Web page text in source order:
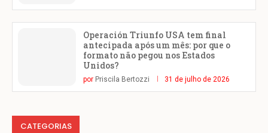
Operación Triunfo USA tem final
antecipada após um mês: por que o
formato não pegou nos Estados
Unidos?
por Priscila Bertozzi 31 de julho de 2026
CATEGORIAS